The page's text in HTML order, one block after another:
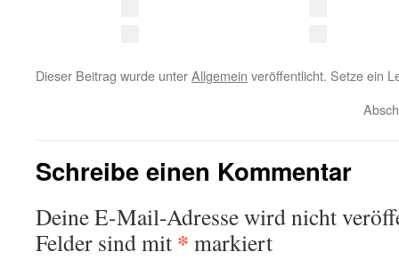
Dieser Beitrag wurde unterAllgemein veröffentlicht. Setze ein
Schreibe einen Kommentar
Deine E-Mail-Adresse wird nicht
Felder sind mit * markiert